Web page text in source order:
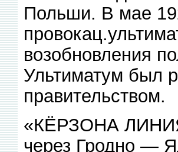
Польши. В мае
возобновления
Ультиматум был
правительством.
«КЁРЗОНА
через Гродно —